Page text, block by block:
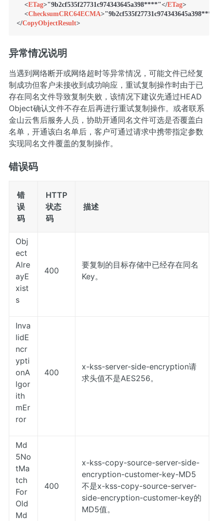
<ETag>"9b2cf535f27731c974343645a398****"</ETag>
<ChecksumCRC64ECMA>
</CopyObjectResult>
异常情况说明
当遇到网络断开或网络超时等异常情况，可能文件已经复
制成功但客户未接收到成功响应，重试复制操作时由于已
存在同名文件导致复制失败，该情况下建议先通过HEAD
Object确认文件不存在后再进行重试复制操作。或者联系
金山云售后服务人员，协助开通同名文件可选是否覆盖白
名单，开通该白名单后，客户可通过请求中携带指定参数
实现同名文件覆盖的复制操作。
错误码
错
误
码
HTTP
状态
码
描述
Obj
ect
Alre
ayE
xist
s
400
要复制的目标存储中已经存在同名
Key。
Inva
lidE
ncr
ypti
onA
lgor
ith
mEr
ror
400
x-kss-server-side-encryption请
求头值不是AES256。
Md
5No
tMa
tch
For
Old
Md
400
x-kss-copy-source-server-side-
encryption-customer-key-MD5
不是x-kss-copy-source-server-
side-encryption-customer-key的
MD5值。